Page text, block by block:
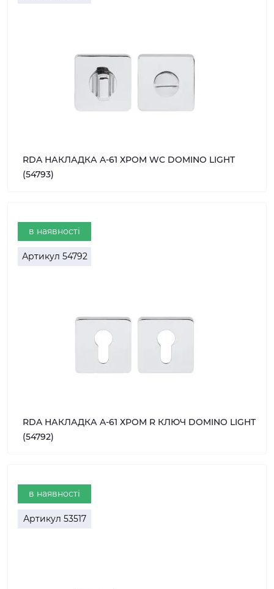
RDA НАКЛАДКА A-61 ХРОМ WC DOMINO LIGHT
(54793)
в наявності
Артикул 54792
RDA НАКЛАДКА A-61 ХРОМ R КЛЮЧ DOMINO LIGHT
(54792)
в наявності
Артикул 53517